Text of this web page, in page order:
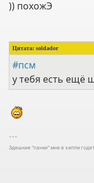
)) похожЭ
Цитата:soldador
#псм
у тебя есть ещё
---
Здешние "панки" мне в хиппи